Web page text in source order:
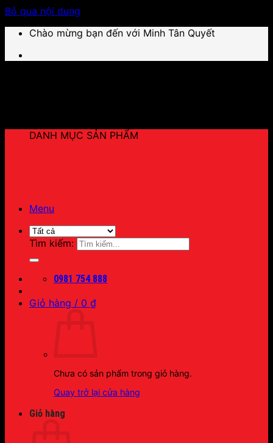
Bỏ qua nội dung
Chào mừng bạn đến với Minh Tân Quyết
Menu
Tìm kiếm:
0981 754 888
Giỏ hàng / 0 ₫
Chưa có sản phẩm trong giỏ hàng.
Quay trở lại cửa hàng
Giỏ hàng
DANH MỤC SẢN PHẨM